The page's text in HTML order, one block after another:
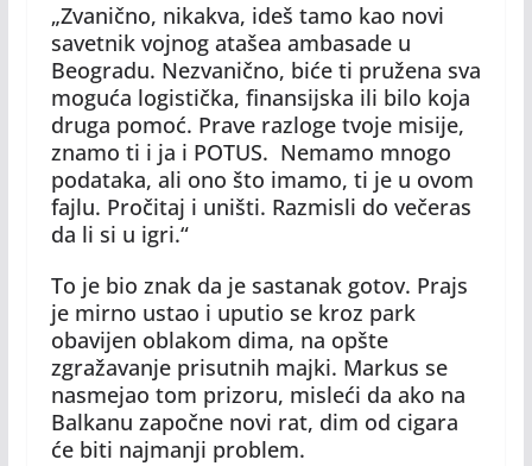
„Zvanično, nikakva, ideš tamo kao novi
savetnik vojnog atašea ambasade u
Beogradu. Nezvanično, biće ti pružena sva
moguća logistička, finansijska ili bilo koja
druga pomoć. Prave razloge tvoje misije,
znamo ti i ja i POTUS. Nemamo mnogo
podataka, ali ono što imamo, ti je u ovom
fajlu. Pročitaj i uništi. Razmisli do večeras
da li si u igri.“
To je bio znak da je sastanak gotov. Prajs
je mirno ustao i uputio se kroz park
obavijen oblakom dima, na opšte
zgražavanje prisutnih majki. Markus se
nasmejao tom prizoru, misleći da ako na
Balkanu započne novi rat, dim od cigara
će biti najmanji problem.